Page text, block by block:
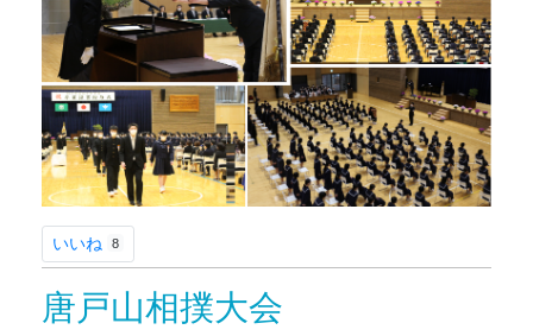
いいね 8
唐戸山相撲大会